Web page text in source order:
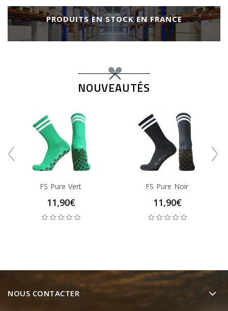
PRODUITS EN STOCK EN FRANCE
NOUVEAUTÉS
FS Pure Vert
11,90€
FS Pure Noir
11,90€
NOUS CONTACTER